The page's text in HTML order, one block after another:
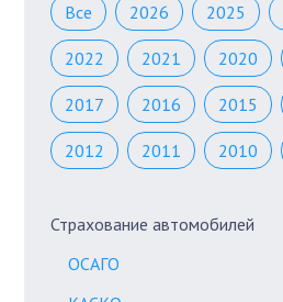
Все 2026 2025
2022 2021 2020
2017 2016 2015
2012 2011 2010
Страхование автомобилей
ОСАГО